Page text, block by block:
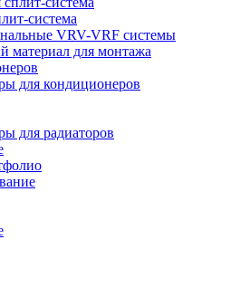
система
VRV-VRF системы
материал для монтажа
для кондиционеров
для радиаторов